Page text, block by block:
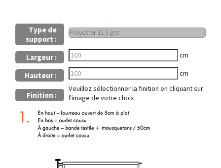
Type de
support :
Largeur :
cm
Hauteur : cm
Finition :
Veuillez sélectionner la finition en cliquant sur
l'image de votre choix.